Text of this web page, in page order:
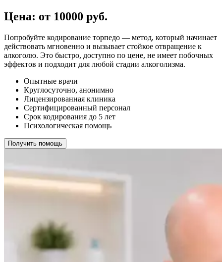
Цена: от 10000 руб.
Попробуйте кодирование торпедо — метод, который начинает
действовать мгновенно и вызывает стойкое отвращение к
алкоголю. Это быстро, доступно по цене, не имеет побочных
эффектов и подходит для любой стадии алкоголизма.
Опытные врачи
Круглосуточно, анонимно
Лицензированная клиника
Сертифицированный персонал
Срок кодирования до 5 лет
Психологическая помощь
Получить помощь